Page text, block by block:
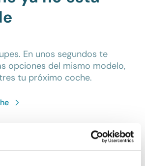
En unos segundos te
opciones del mismo modelo,
tu próximo coche.